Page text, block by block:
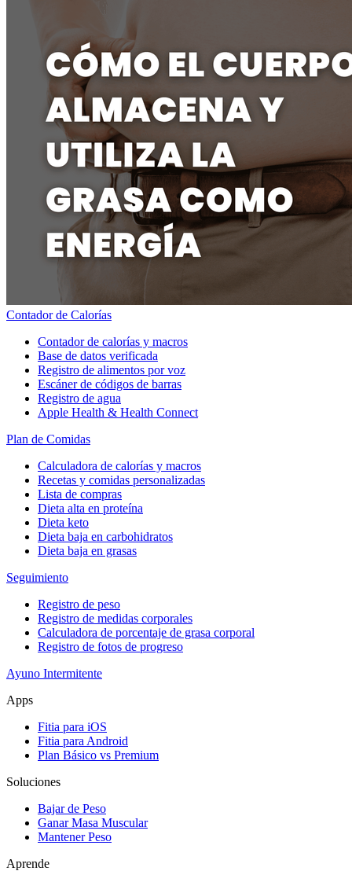
Contador de Calorías
Contador de calorías y macros
Base de datos verificada
Registro de alimentos por voz
Escáner de códigos de barras
Registro de agua
Apple Health & Health Connect
Plan de Comidas
Calculadora de calorías y macros
Recetas y comidas personalizadas
Lista de compras
Dieta alta en proteína
Dieta keto
Dieta baja en carbohidratos
Dieta baja en grasas
Seguimiento
Registro de peso
Registro de medidas corporales
Calculadora de porcentaje de grasa corporal
Registro de fotos de progreso
Ayuno Intermitente
Apps
Fitia para iOS
Fitia para Android
Plan Básico vs Premium
Soluciones
Bajar de Peso
Ganar Masa Muscular
Mantener Peso
Aprende